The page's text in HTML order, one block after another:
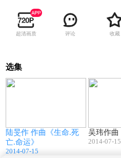
超清画质 评论 收藏
选集
陆旻作 作曲《生命.死
亡.命运》
2014-07-15
2014-07-15